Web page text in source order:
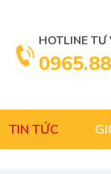
HOTLINE TƯ
TIN TỨC